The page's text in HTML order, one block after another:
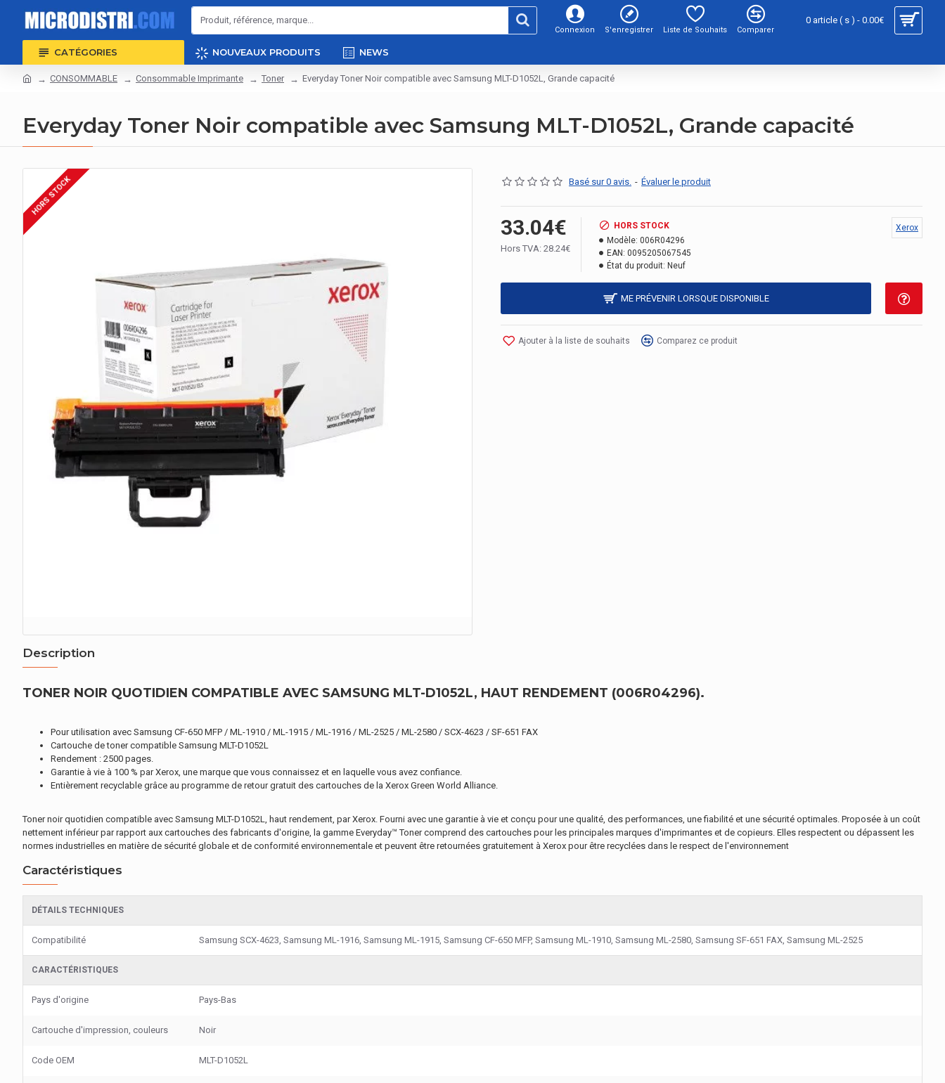
Connexion S'enregistrer Liste de Souhaits Comparer
0 article ( s ) - 0.00€
CATÉGORIES NOUVEAUX PRODUITS NEWS
CONSOMMABLE Consommable Imprimante Toner Everyday Toner Noir compatible avec Samsung MLT-D1052L, Grande capacité
Everyday Toner Noir compatible avec Samsung MLT-D1052L, Grande capacité
HORS STOCK Basé sur 0 avis. - Évaluer le produit
33.04€
Hors TVA: 28.24€
HORS STOCK
Modèle: 006R04296
EAN: 0095205067545
État du produit: Neuf
Xerox
ME PRÉVENIR LORSQUE DISPONIBLE
Ajouter à la liste de souhaits Comparez ce produit
Description
TONER NOIR QUOTIDIEN COMPATIBLE AVEC SAMSUNG MLT-D1052L, HAUT RENDEMENT (006R04296).
Pour utilisation avec Samsung CF-650 MFP / ML-1910 / ML-1915 / ML-1916 / ML-2525 / ML-2580 / SCX-4623 / SF-651 FAX
Cartouche de toner compatible Samsung MLT-D1052L
Rendement : 2500 pages.
Garantie à vie à 100 % par Xerox, une marque que vous connaissez et en laquelle vous avez confiance.
Entièrement recyclable grâce au programme de retour gratuit des cartouches de la Xerox Green World Alliance.
Toner noir quotidien compatible avec Samsung MLT-D1052L, haut rendement, par Xerox. Fourni avec une garantie à vie et conçu pour une qualité, des performances, une fiabilité et une sécurité optimales. Proposée à un coût
nettement inférieur par rapport aux cartouches des fabricants d'origine, la gamme Everyday™ Toner comprend des cartouches pour les principales marques d'imprimantes et de copieurs. Elles respectent ou dépassent les
normes industrielles en matière de sécurité globale et de conformité environnementale et peuvent être retournées gratuitement à Xerox pour être recyclées dans le respect de l'environnement
Caractéristiques
DÉTAILS TECHNIQUES
Compatibilité Samsung SCX-4623, Samsung ML-1916, Samsung ML-1915, Samsung CF-650 MFP, Samsung ML-1910, Samsung ML-2580, Samsung SF-651 FAX, Samsung ML-2525
CARACTÉRISTIQUES
Pays d'origine Pays-Bas
Cartouche d'impression, couleurs Noir
Code OEM MLT-D1052L